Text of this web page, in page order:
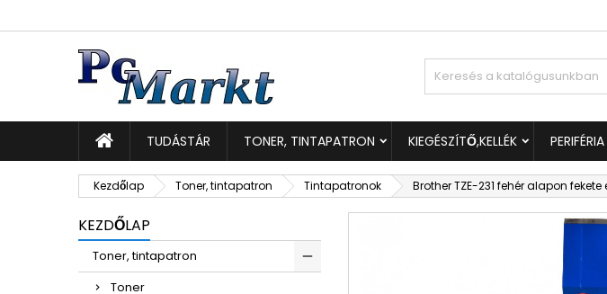
TUDÁSTÁR TONER, TINTAPATRON KIEGÉSZÍTŐ,KELLÉK PERIFÉRIA
Kezdőlap Toner, tintapatron Tintapatronok Brother TZE-231 fehér alapon
KEZDŐLAP
Toner, tintapatron
Toner
Kívánságlistáim
Új lista létrehozása
Kívánságlista
Bejelentkezés
Be kell jelentkezned a termékek